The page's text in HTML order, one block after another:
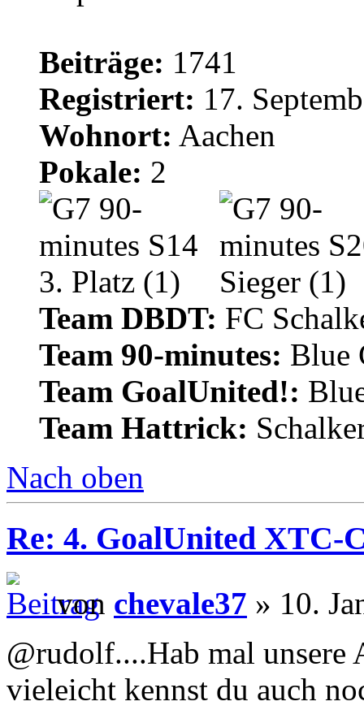
Beiträge: 1741
Registriert: 17.
Wohnort: Aachen
Pokale: 2
Team DBDT: FC
Team 90-minutes: Blue
Team GoalUnited!:
Team Hattrick:
Nach oben
Re: 4. GoalUnited XTC-
von chevale37 » 10.
@rudolf....Hab mal unsere
vieleicht kennst du auch